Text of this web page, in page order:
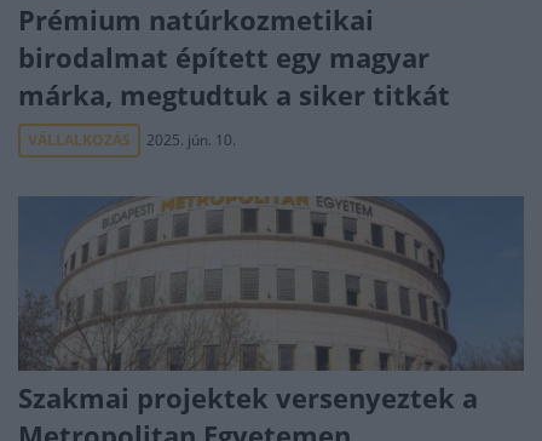
Prémium natúrkozmetikai
birodalmat épített egy magyar
márka, megtudtuk a siker titkát
VÁLLALKOZÁS 2025. jún. 10.
Szakmai projektek versenyeztek a